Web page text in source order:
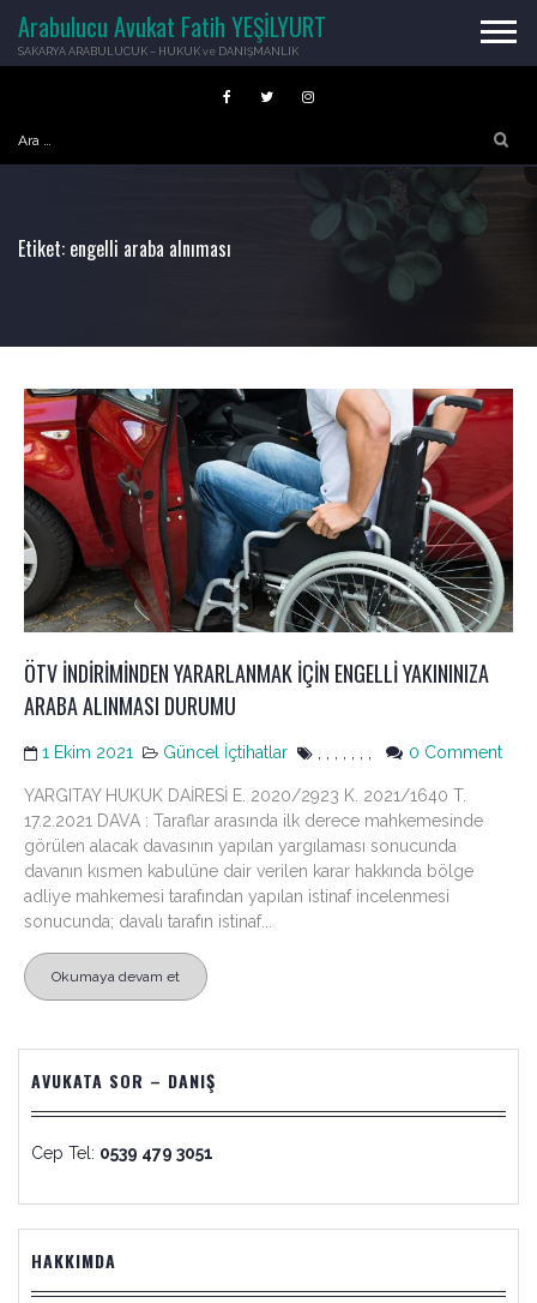
content
Arama:
Arabulucu Avukat Fatih YEŞİLYURT
SAKARYA ARABULUCUK – HUKUK ve DANIŞMANLIK
Etiket: engelli araba alnıması
ÖTV İNDİRİMİNDEN YARARLANMAK İÇİN ENGELLİ YAKININIZA
ARABA ALINMASI DURUMU
1 Ekim 2021 Güncel İçtihatlar 0 Commenton
YARGITAY HUKUK DAİRESİ E. 2020/2923 K. 2021/1640 T.
17.2.2021 DAVA : Taraflar arasında ilk derece mahkemesinde
görülen alacak davasının yapılan yargılaması sonucunda
davanın kısmen kabulüne dair verilen karar hakkında bölge
adliye mahkemesi tarafından yapılan istinaf incelenmesi
sonucunda; davalı tarafın istinaf...
Okumaya devam et
AVUKATA SOR – DANIŞ
Cep Tel: 0539 479 3051
HAKKIMDA